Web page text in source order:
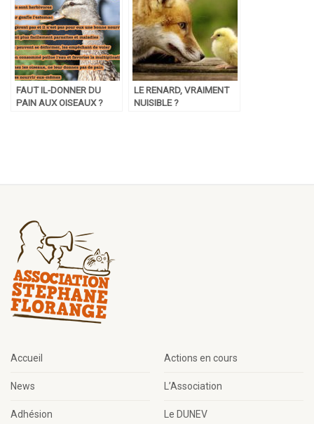
FAUT IL-DONNER DU
PAIN AUX OISEAUX ?
LE RENARD, VRAIMENT
NUISIBLE ?
Accueil Actions en cours
News L’Association
Adhésion Le DUNEV